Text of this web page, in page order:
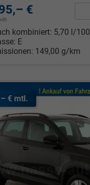
€
kombiniert: 5,70 l/
E
149,00 g/km
€ mtl.